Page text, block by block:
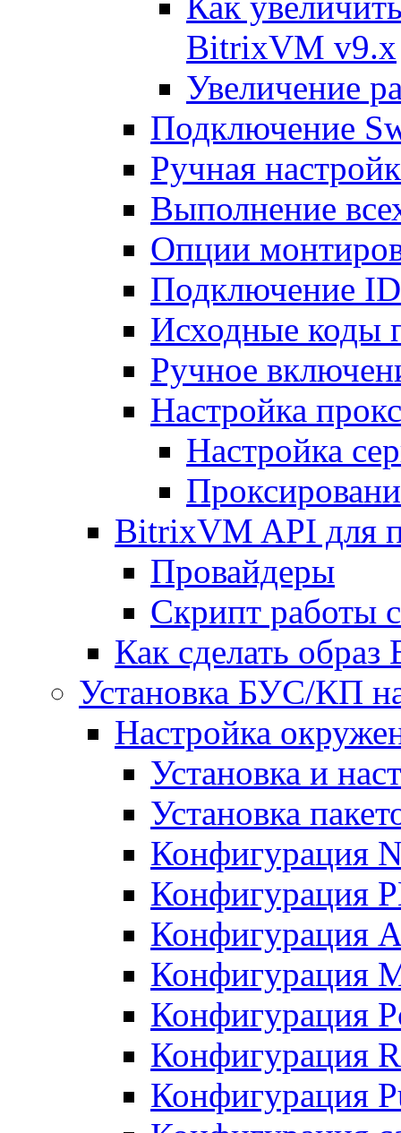
BitrixVM v9.x
Увеличение
Подключение
Ручная
Выполнение
Опции
Подключение
Исходные коды
Ручное
Настройка
Настройка
BitrixVM API для
Провайдеры
Скрипт работы
Как сделать
Установка БУС/КП
Настройка
Установка и
Установка
Конфигурация
Конфигурация
Конфигурация
Конфигурация
Конфигурация
Конфигурация
Конфигурация